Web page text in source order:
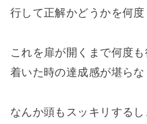
行して正解かどうかを何度
これを扉が開くまで何度
着いた時の達成感が堪らな
なんか頭もスッキリする